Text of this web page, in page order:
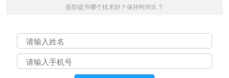
面部提升哪个技术好？保持时间久？